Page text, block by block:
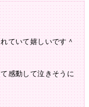
ていて嬉しいです＾
感動して泣きそうに